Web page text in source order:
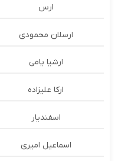
ارس
ارسلان محمودی
ارشیا یامی
ارکا علیزاده
اسفندیار
اسماعیل امیری